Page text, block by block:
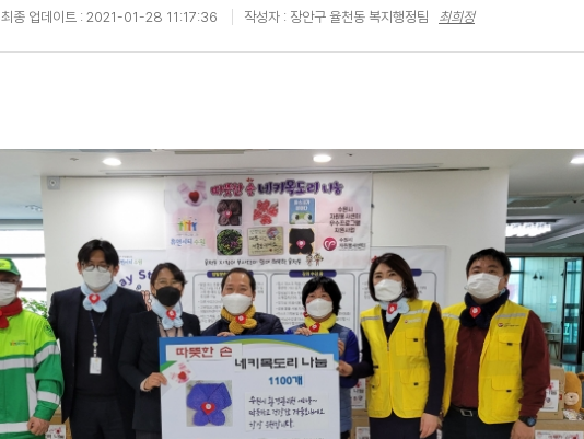
최종 업데이트 : 2021-01-28 11:17:36 작성자 : 장안구 율천동 복지행정팀 최희정